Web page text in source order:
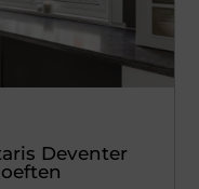
Deventer